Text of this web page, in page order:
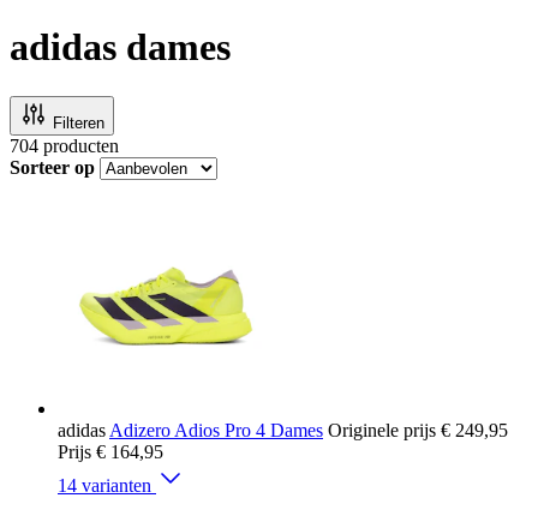
adidas dames
Filteren
704 producten
Sorteer op
adidas Adizero Adios Pro 4 Dames Originele prijs € 249,95
Prijs € 164,95
14 varianten